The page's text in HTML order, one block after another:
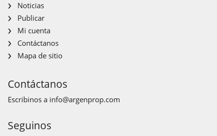
Noticias
Publicar
Mi cuenta
Contáctanos
Mapa de sitio
Contáctanos
Escribinos a info@argenprop.com
Seguinos